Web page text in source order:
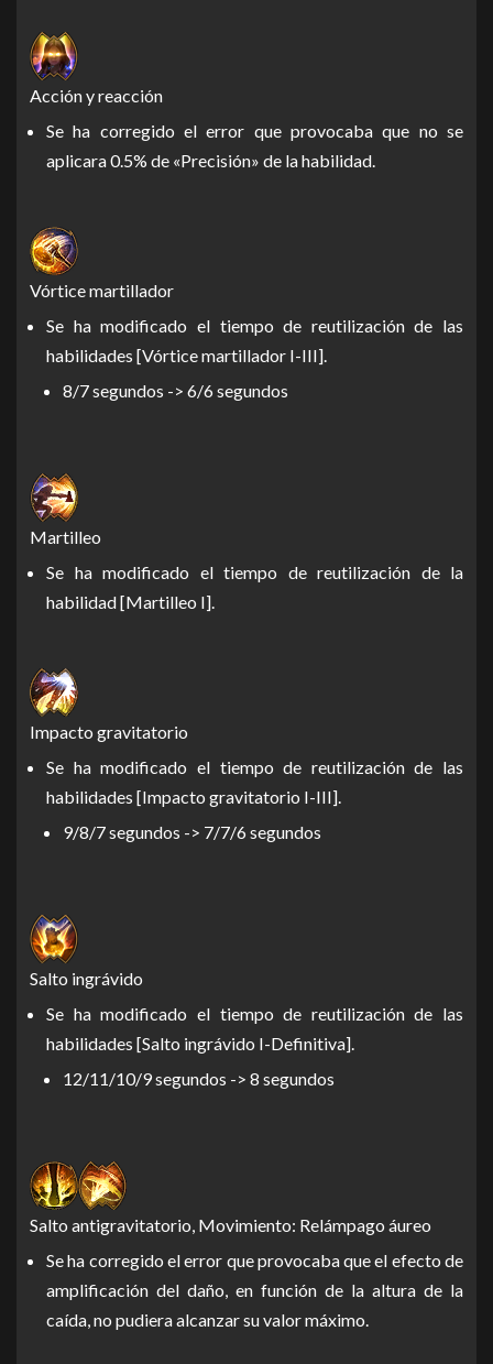
Acción y reacción
Se ha corregido el error que provocaba que no se
aplicara 0.5% de «Precisión» de la habilidad.
Vórtice martillador
Se ha modificado el tiempo de reutilización de las
habilidades [Vórtice martillador I-III].
8/7 segundos -> 6/6 segundos
Martilleo
Se ha modificado el tiempo de reutilización de la
habilidad [Martilleo I].
Impacto gravitatorio
Se ha modificado el tiempo de reutilización de las
habilidades [Impacto gravitatorio I-III].
9/8/7 segundos -> 7/7/6 segundos
Salto ingrávido
Se ha modificado el tiempo de reutilización de las
habilidades [Salto ingrávido I-Definitiva].
12/11/10/9 segundos -> 8 segundos
Salto antigravitatorio, Movimiento: Relámpago áureo
Se ha corregido el error que provocaba que el efecto de
amplificación del daño, en función de la altura de la
caída, no pudiera alcanzar su valor máximo.